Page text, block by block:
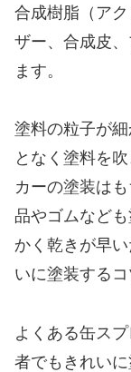
合成樹脂（ア
ザー、合成皮
ます。
塗料の粒子が
となく塗料を
カーの塗装は
品やゴムなど
かく乾きが早
いに塗装するコ
よくある缶ス
者でもきれい